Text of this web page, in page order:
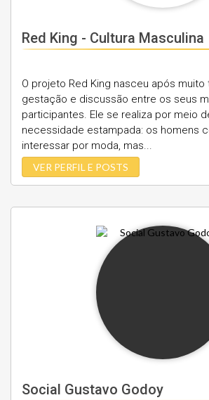
Red King - Cultura Masculina
O projeto Red King nasceu após
gestação e discussão entre os seus
participantes. Ele se realiza por meio
necessidade estampada: os homens
interessar por moda, mas...
VER PERFIL E POSTS
Social Gustavo Godoy